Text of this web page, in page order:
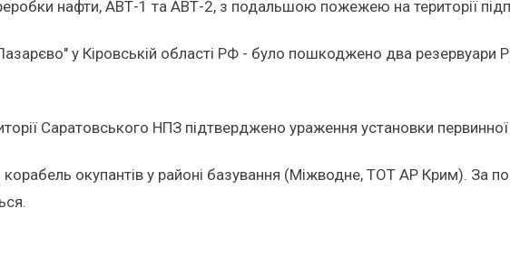
нафти, АВТ-1 та АВТ-2, з подальшою пожежею на території
у Кіровській області РФ - було пошкоджено два резервуари
Саратовського НПЗ підтверджено ураження установки
корабель окупантів у районі базування (Міжводне, ТОТ АР Крим). За